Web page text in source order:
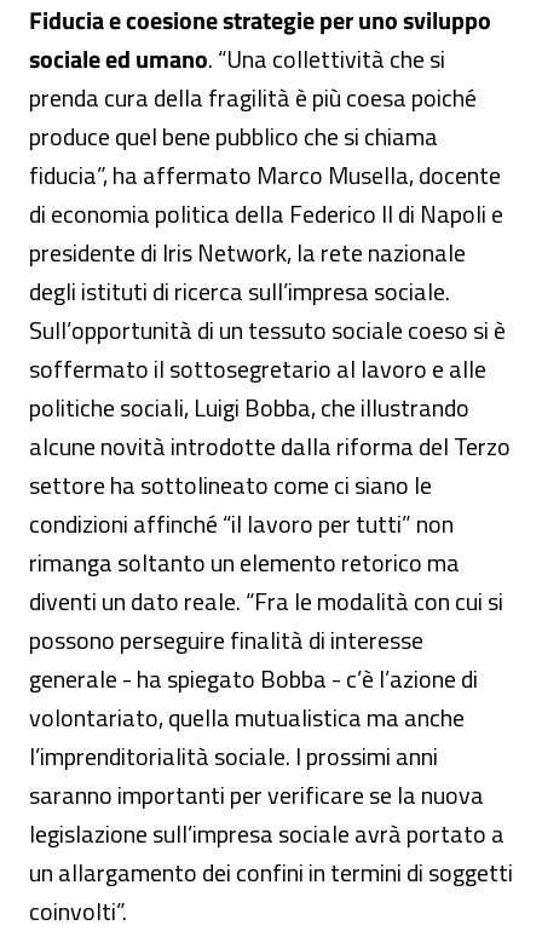
Fiducia e coesione strategie per uno sviluppo
sociale ed umano. “Una collettività che si
prenda cura della fragilità è più coesa poiché
produce quel bene pubblico che si chiama
fiducia”, ha affermato Marco Musella, docente
di economia politica della Federico II di Napoli e
presidente di Iris Network, la rete nazionale
degli istituti di ricerca sull’impresa sociale.
Sull’opportunità di un tessuto sociale coeso si è
soffermato il sottosegretario al lavoro e alle
politiche sociali, Luigi Bobba, che illustrando
alcune novità introdotte dalla riforma del Terzo
settore ha sottolineato come ci siano le
condizioni affinché “il lavoro per tutti” non
rimanga soltanto un elemento retorico ma
diventi un dato reale. “Fra le modalità con cui si
possono perseguire finalità di interesse
generale - ha spiegato Bobba - c’è l’azione di
volontariato, quella mutualistica ma anche
l’imprenditorialità sociale. I prossimi anni
saranno importanti per verificare se la nuova
legislazione sull’impresa sociale avrà portato a
un allargamento dei confini in termini di soggetti
coinvolti”.